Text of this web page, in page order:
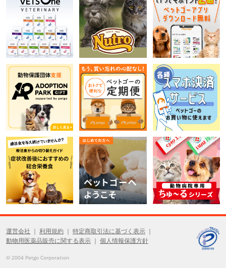
運営会社 利用規約
特定商取引法に基づく表示
動物用医薬品販売に関する表示
個人情報保護方針
© 2004 Petgo Corporation